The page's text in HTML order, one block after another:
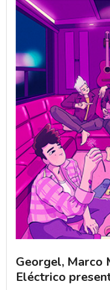
Georgel, Marco
Eléctrico